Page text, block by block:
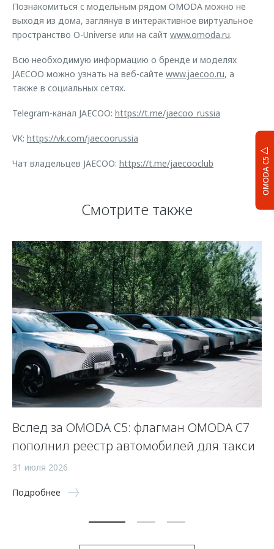
OMODA C5
Познакомиться с модельным рядом OMODA можно не
выходя из дома, заглянув в интерактивное виртуальное
пространство O-Universe или на сайт www.omoda.ru.
Всю необходимую информацию о бренде и моделях
JAECOO можно узнать на веб-сайте www.jaecoo.ru, а
также в социальных сетях.
Telegram-канал JAECOO: https://t.me/jaecoo_russia
VK: https://vk.com/jaecoorussia
Чат владельцев JAECOO: https://t.me/jaecooclub
Смотрите также
Вслед за OMODA C5: флагман OMODA C7
пополнил реестр автомобилей для такси
31 июля 2026
Подробнее